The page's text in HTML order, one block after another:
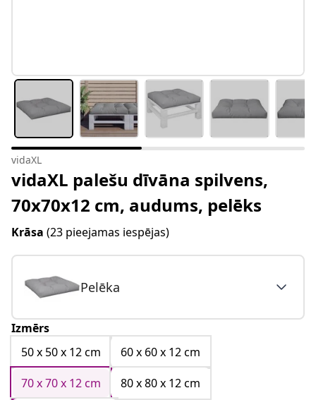
vidaXL
vidaXL palešu dīvāna spilvens,
70x70x12 cm, audums, pelēks
Krāsa (23 pieejamas iespējas)
Pelēka
Izmērs
50 x 50 x 12 cm
60 x 60 x 12 cm
70 x 70 x 12 cm
80 x 80 x 12 cm